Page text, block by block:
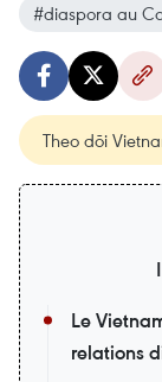
#diaspora au
Theo dõi
Le
relations